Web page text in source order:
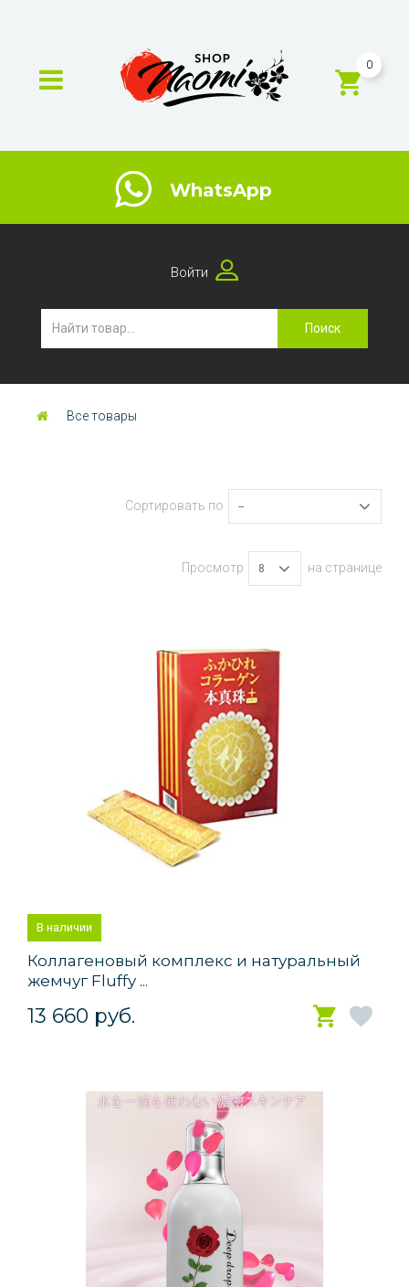
0
WhatsApp
Войти
Поиск
Все товары
Сортировать по --
Просмотр 8 на странице
В наличии
Коллагеновый комплекс и натуральный
жемчуг Fluffy ...
13 660 руб.